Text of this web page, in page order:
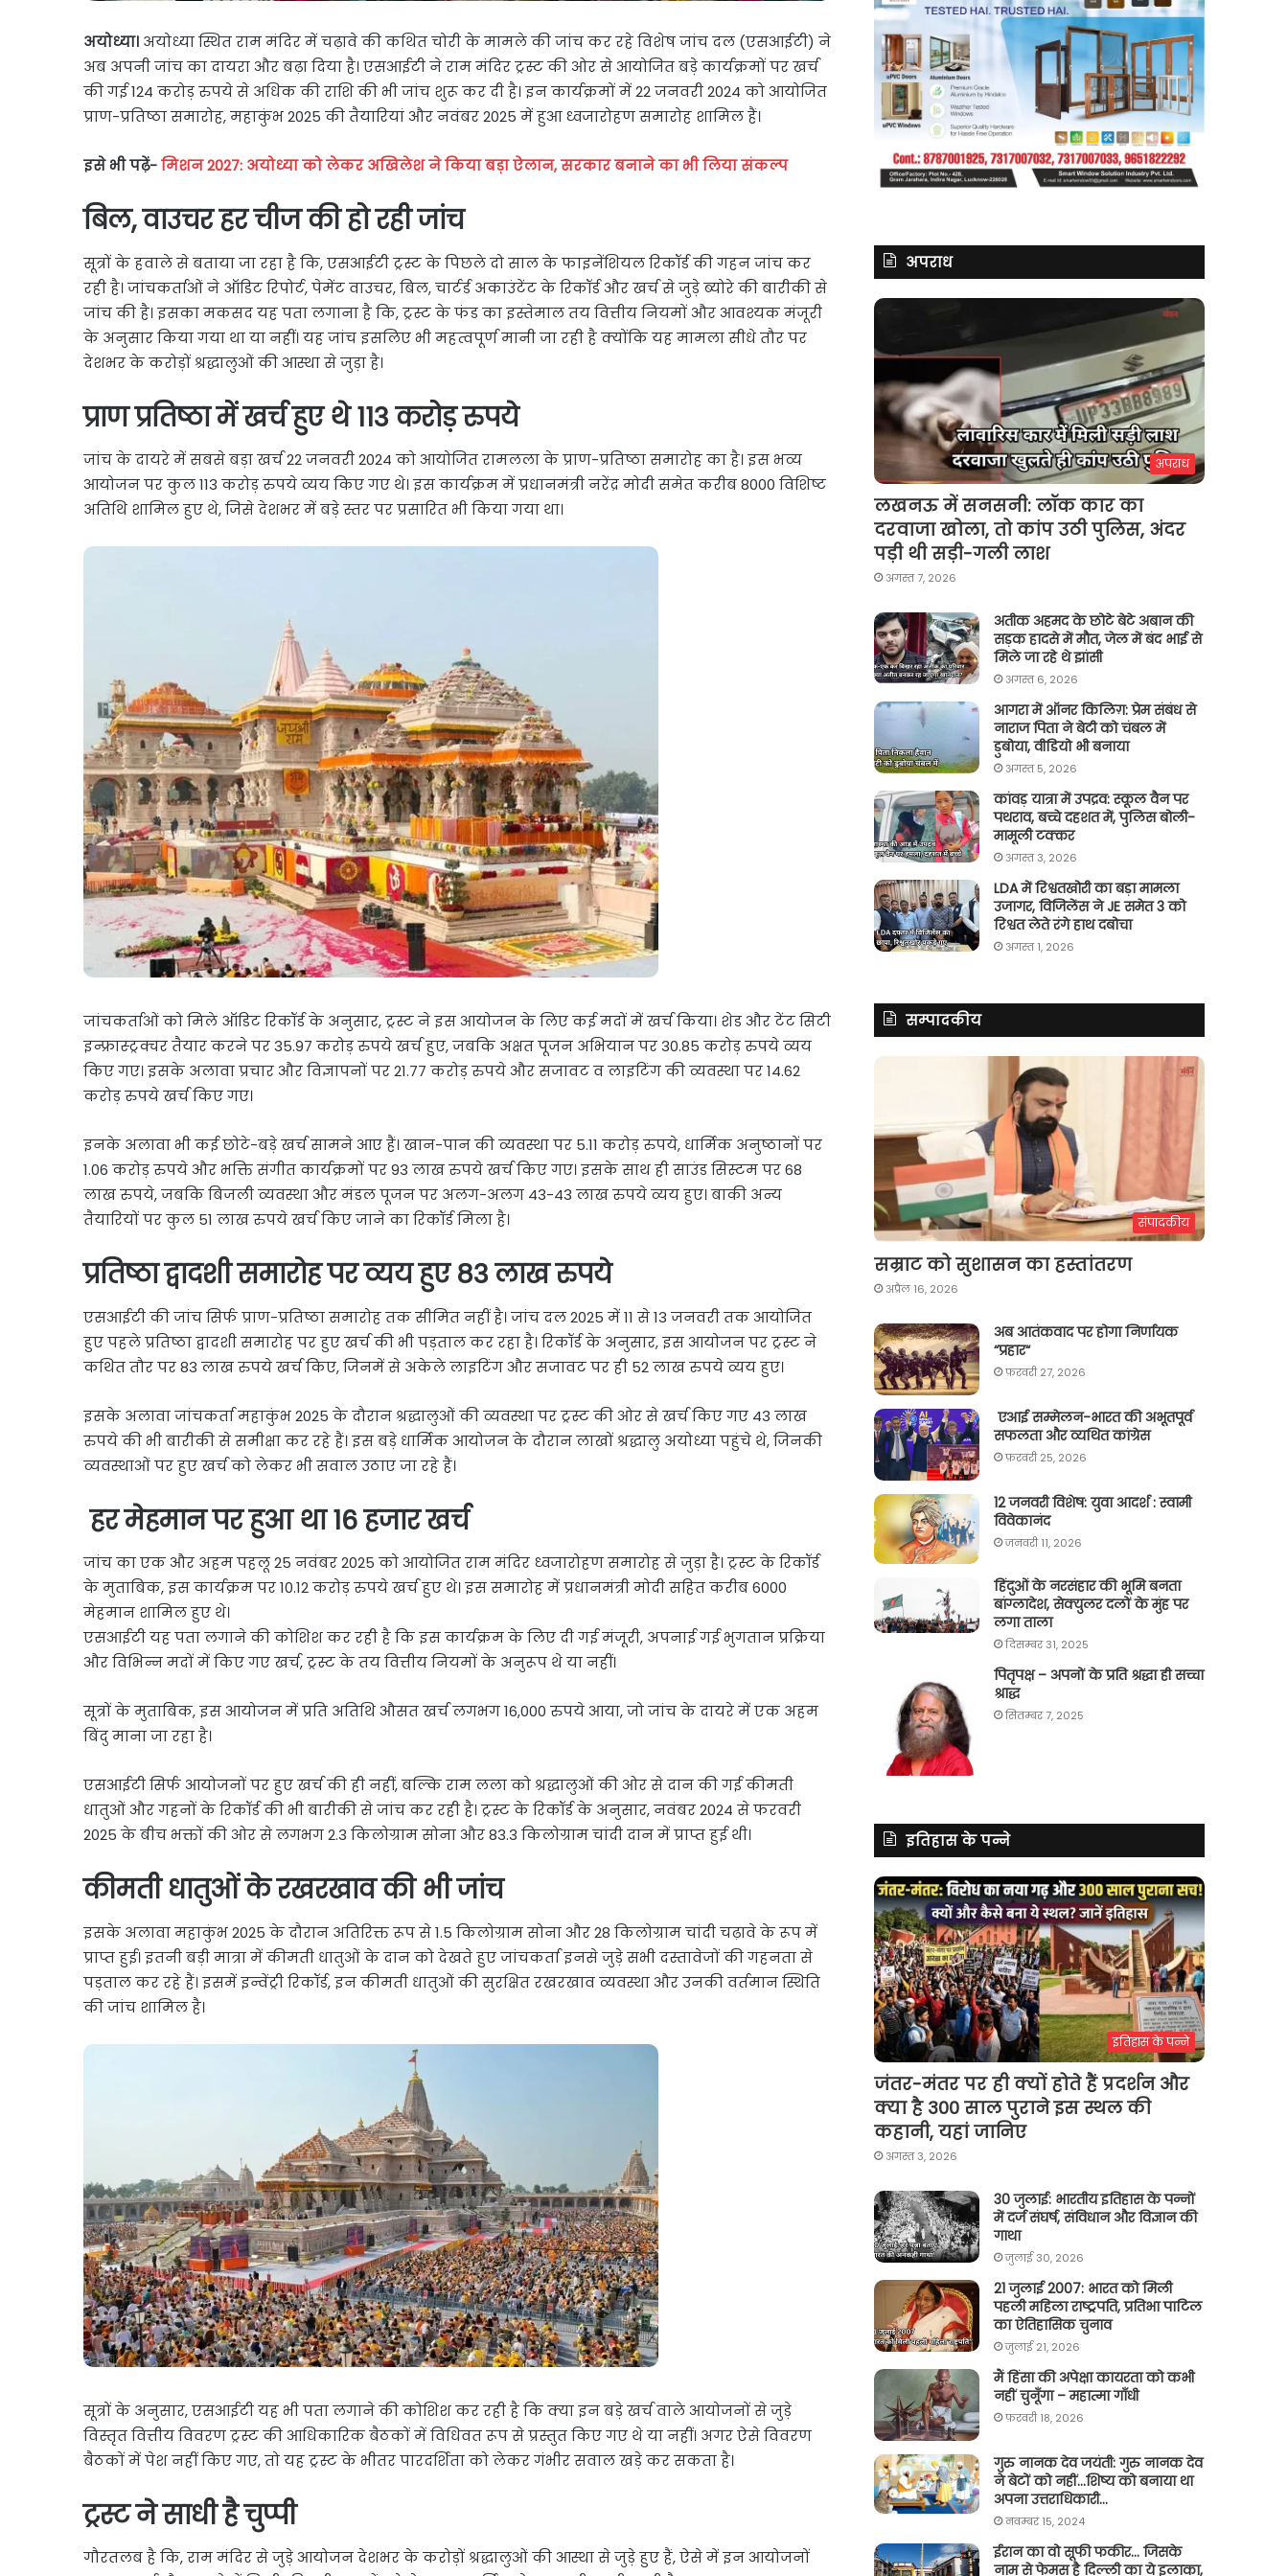
अयोध्या। अयोध्या स्थित राम मंदिर में चढ़ावे की कथित चोरी के मामले की जांच कर रहे विशेष जांच दल (एसआईटी) ने
अब अपनी जांच का दायरा और बढ़ा दिया है। एसआईटी ने राम मंदिर ट्रस्ट की ओर से आयोजित बड़े कार्यक्रमों पर खर्च
की गई 124 करोड़ रुपये से अधिक की राशि की भी जांच शुरू कर दी है। इन कार्यक्रमों में 22 जनवरी 2024 को आयोजित
प्राण-प्रतिष्ठा समारोह, महाकुंभ 2025 की तैयारियां और नवंबर 2025 में हुआ ध्वजारोहण समारोह शामिल हैं।
इसे भी पढ़ें-मिशन 2027: अयोध्या को लेकर अखिलेश ने किया बड़ा ऐलान, सरकार बनाने का भी लिया संकल्प
बिल, वाउचर हर चीज की हो रही जांच
सूत्रों के हवाले से बताया जा रहा है कि, एसआईटी ट्रस्ट के पिछले दो साल के फाइनेंशियल रिकॉर्ड की गहन जांच कर
रही है। जांचकर्ताओं ने ऑडिट रिपोर्ट, पेमेंट वाउचर, बिल, चार्टर्ड अकाउंटेंट के रिकॉर्ड और खर्च से जुड़े ब्योरे की बारीकी से
जांच की है। इसका मकसद यह पता लगाना है कि, ट्रस्ट के फंड का इस्तेमाल तय वित्तीय नियमों और आवश्यक मंजूरी
के अनुसार किया गया था या नहीं। यह जांच इसलिए भी महत्वपूर्ण मानी जा रही है क्योंकि यह मामला सीधे तौर पर
देशभर के करोड़ों श्रद्धालुओं की आस्था से जुड़ा है।
प्राण प्रतिष्ठा में खर्च हुए थे 113 करोड़ रुपये
जांच के दायरे में सबसे बड़ा खर्च 22 जनवरी 2024 को आयोजित रामलला के प्राण-प्रतिष्ठा समारोह का है। इस भव्य
आयोजन पर कुल 113 करोड़ रुपये व्यय किए गए थे। इस कार्यक्रम में प्रधानमंत्री नरेंद्र मोदी समेत करीब 8000 विशिष्ट
अतिथि शामिल हुए थे, जिसे देशभर में बड़े स्तर पर प्रसारित भी किया गया था।
जांचकर्ताओं को मिले ऑडिट रिकॉर्ड के अनुसार, ट्रस्ट ने इस आयोजन के लिए कई मदों में खर्च किया। शेड और टेंट सिटी
इन्फ्रास्ट्रक्चर तैयार करने पर 35.97 करोड़ रुपये खर्च हुए, जबकि अक्षत पूजन अभियान पर 30.85 करोड़ रुपये व्यय
किए गए। इसके अलावा प्रचार और विज्ञापनों पर 21.77 करोड़ रुपये और सजावट व लाइटिंग की व्यवस्था पर 14.62
करोड़ रुपये खर्च किए गए।
इनके अलावा भी कई छोटे-बड़े खर्च सामने आए हैं। खान-पान की व्यवस्था पर 5.11 करोड़ रुपये, धार्मिक अनुष्ठानों पर
1.06 करोड़ रुपये और भक्ति संगीत कार्यक्रमों पर 93 लाख रुपये खर्च किए गए। इसके साथ ही साउंड सिस्टम पर 68
लाख रुपये, जबकि बिजली व्यवस्था और मंडल पूजन पर अलग-अलग 43-43 लाख रुपये व्यय हुए। बाकी अन्य
तैयारियों पर कुल 51 लाख रुपये खर्च किए जाने का रिकॉर्ड मिला है।
प्रतिष्ठा द्वादशी समारोह पर व्यय हुए 83 लाख रुपये
एसआईटी की जांच सिर्फ प्राण-प्रतिष्ठा समारोह तक सीमित नहीं है। जांच दल 2025 में 11 से 13 जनवरी तक आयोजित
हुए पहले प्रतिष्ठा द्वादशी समारोह पर हुए खर्च की भी पड़ताल कर रहा है। रिकॉर्ड के अनुसार, इस आयोजन पर ट्रस्ट ने
कथित तौर पर 83 लाख रुपये खर्च किए, जिनमें से अकेले लाइटिंग और सजावट पर ही 52 लाख रुपये व्यय हुए।
इसके अलावा जांचकर्ता महाकुंभ 2025 के दौरान श्रद्धालुओं की व्यवस्था पर ट्रस्ट की ओर से खर्च किए गए 43 लाख
रुपये की भी बारीकी से समीक्षा कर रहे हैं। इस बड़े धार्मिक आयोजन के दौरान लाखों श्रद्धालु अयोध्या पहुंचे थे, जिनकी
व्यवस्थाओं पर हुए खर्च को लेकर भी सवाल उठाए जा रहे हैं।
हर मेहमान पर हुआ था 16 हजार खर्च
जांच का एक और अहम पहलू 25 नवंबर 2025 को आयोजित राम मंदिर ध्वजारोहण समारोह से जुड़ा है। ट्रस्ट के रिकॉर्ड
के मुताबिक, इस कार्यक्रम पर 10.12 करोड़ रुपये खर्च हुए थे। इस समारोह में प्रधानमंत्री मोदी सहित करीब 6000
मेहमान शामिल हुए थे।
एसआईटी यह पता लगाने की कोशिश कर रही है कि इस कार्यक्रम के लिए दी गई मंजूरी, अपनाई गई भुगतान प्रक्रिया
और विभिन्न मदों में किए गए खर्च, ट्रस्ट के तय वित्तीय नियमों के अनुरूप थे या नहीं।
सूत्रों के मुताबिक, इस आयोजन में प्रति अतिथि औसत खर्च लगभग 16,000 रुपये आया, जो जांच के दायरे में एक अहम
बिंदु माना जा रहा है।
एसआईटी सिर्फ आयोजनों पर हुए खर्च की ही नहीं, बल्कि राम लला को श्रद्धालुओं की ओर से दान की गई कीमती
धातुओं और गहनों के रिकॉर्ड की भी बारीकी से जांच कर रही है। ट्रस्ट के रिकॉर्ड के अनुसार, नवंबर 2024 से फरवरी
2025 के बीच भक्तों की ओर से लगभग 2.3 किलोग्राम सोना और 83.3 किलोग्राम चांदी दान में प्राप्त हुई थी।
कीमती धातुओं के रखरखाव की भी जांच
इसके अलावा महाकुंभ 2025 के दौरान अतिरिक्त रूप से 1.5 किलोग्राम सोना और 28 किलोग्राम चांदी चढ़ावे के रूप में
प्राप्त हुई। इतनी बड़ी मात्रा में कीमती धातुओं के दान को देखते हुए जांचकर्ता इनसे जुड़े सभी दस्तावेजों की गहनता से
पड़ताल कर रहे हैं। इसमें इन्वेंट्री रिकॉर्ड, इन कीमती धातुओं की सुरक्षित रखरखाव व्यवस्था और उनकी वर्तमान स्थिति
की जांच शामिल है।
सूत्रों के अनुसार, एसआईटी यह भी पता लगाने की कोशिश कर रही है कि क्या इन बड़े खर्च वाले आयोजनों से जुड़े
विस्तृत वित्तीय विवरण ट्रस्ट की आधिकारिक बैठकों में विधिवत रूप से प्रस्तुत किए गए थे या नहीं। अगर ऐसे विवरण
बैठकों में पेश नहीं किए गए, तो यह ट्रस्ट के भीतर पारदर्शिता को लेकर गंभीर सवाल खड़े कर सकता है।
ट्रस्ट ने साधी है चुप्पी
गौरतलब है कि, राम मंदिर से जुड़े आयोजन देशभर के करोड़ों श्रद्धालुओं की आस्था से जुड़े हुए हैं, ऐसे में इन आयोजनों
अपराध
अपराध
लखनऊ में सनसनी: लॉक कार का
दरवाजा खोला, तो कांप उठी पुलिस, अंदर
पड़ी थी सड़ी-गली लाश
अगस्त 7, 2026
अतीक अहमद के छोटे बेटे अबान की
सड़क हादसे में मौत, जेल में बंद भाई से
मिले जा रहे थे झांसी
अगस्त 6, 2026
आगरा में ऑनर किलिग़: प्रेम संबंध से
नाराज पिता ने बेटी को चंबल में
डुबोया, वीडियो भी बनाया
अगस्त 5, 2026
कांवड़ यात्रा में उपद्रव: स्कूल वैन पर
पथराव, बच्चे दहशत में, पुलिस बोली-
मामूली टक्कर
अगस्त 3, 2026
LDA में रिश्वतखोरी का बड़ा मामला
उजागर, विजिलेंस ने JE समेत 3 को
रिश्वत लेते रंगे हाथ दबोचा
अगस्त 1, 2026
सम्पादकीय
संपादकीय
सम्राट को सुशासन का हस्तांतरण
अप्रैल 16, 2026
अब आतंकवाद पर होगा निर्णायक
“प्रहार“
फ़रवरी 27, 2026
एआई सम्मेलन-भारत की अभूतपूर्व
सफलता और व्यथित कांग्रेस
फ़रवरी 25, 2026
12 जनवरी विशेष: युवा आदर्श : स्वामी
विवेकानंद
जनवरी 11, 2026
हिंदुओं के नरसंहार की भूमि बनता
बांग्लादेश, सेक्युलर दलों के मुंह पर
लगा ताला
दिसम्बर 31, 2025
पितृपक्ष – अपनों के प्रति श्रद्धा ही सच्चा
श्राद्ध
सितम्बर 7, 2025
इतिहास के पन्ने
इतिहास के पन्ने
जंतर-मंतर पर ही क्यों होते हैं प्रदर्शन और
क्या है 300 साल पुराने इस स्थल की
कहानी, यहां जानिए
अगस्त 3, 2026
30 जुलाई: भारतीय इतिहास के पन्नों
में दर्ज संघर्ष, संविधान और विज्ञान की
गाथा
जुलाई 30, 2026
21 जुलाई 2007: भारत को मिली
पहली महिला राष्ट्रपति, प्रतिभा पाटिल
का ऐतिहासिक चुनाव
जुलाई 21, 2026
मैं हिंसा की अपेक्षा कायरता को कभी
नहीं चुनूँगा – महात्मा गाँधी
फ़रवरी 18, 2026
गुरु नानक देव जयंती: गुरु नानक देव
ने बेटों को नहीं…शिष्य को बनाया था
अपना उत्तराधिकारी…
नवम्बर 15, 2024
ईरान का वो सूफी फकीर… जिसके
नाम से फेमस है दिल्ली का ये इलाका,